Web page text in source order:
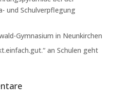
und Schulverpflegung
Gymnasium in Neunkirchen
an Schulen geht